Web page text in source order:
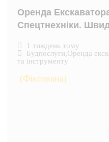
Оренда
Спецтнехніки.
1 тиждень тому
Будпослуги,Оренда
та інструменту
(Фіксована)